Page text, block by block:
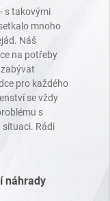
s takovými
mnoho
Náš
na potřeby
pro každého
se vždy
s
situaci. Rádi
náhrady